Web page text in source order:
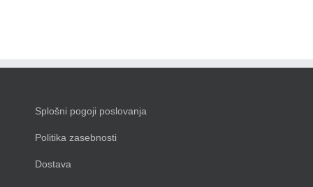
Splošni pogoji poslovanja
Politika zasebnosti
Dostava